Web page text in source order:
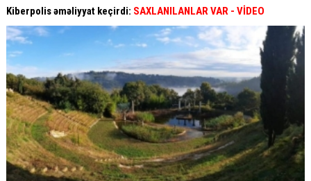
Kiberpolis əməliyyat keçirdi: SAXLANILANLAR VAR - VİDEO